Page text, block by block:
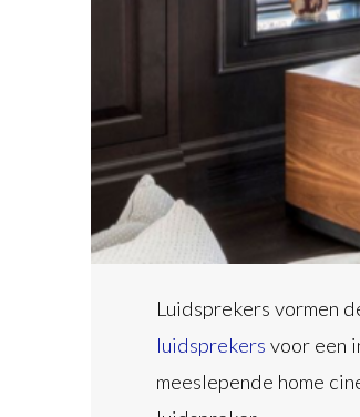
Luidsprekers vormen
luidsprekers voor een
meeslepende home